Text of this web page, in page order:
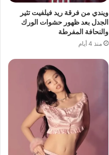
ويندي من فرقة ريد فيلفيت تثير
الجدل بعد ظهور حشوات الورك
والنحافة المفرطة
منذ 4 أيام